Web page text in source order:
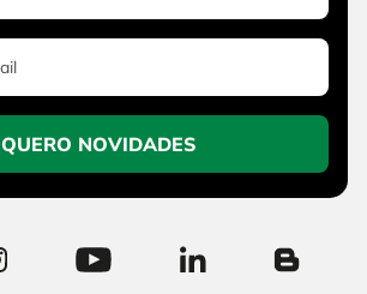
QUERO NOVIDADES